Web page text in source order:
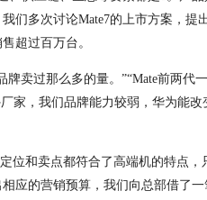
们多次讨论Mate7的上市方案，提
超过百万台。
卖过那么多的量。”“Mate前两代
家，我们品牌能力较弱，华为能改
位和卖点都符合了高端机的特点，
应的营销预算，我们向总部借了一